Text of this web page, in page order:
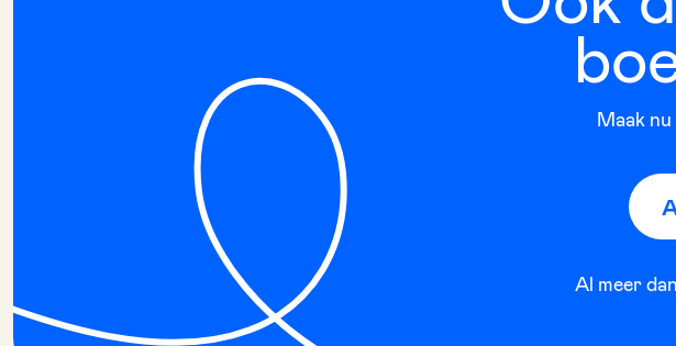
Maak
Al meer dan